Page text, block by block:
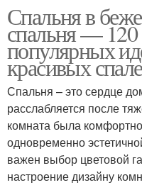
Спальня в
спальня —
популярных
красивых
Спальня – это сердце
расслабляется после
комната была
одновременно
важен выбор цветовой
настроение дизайну